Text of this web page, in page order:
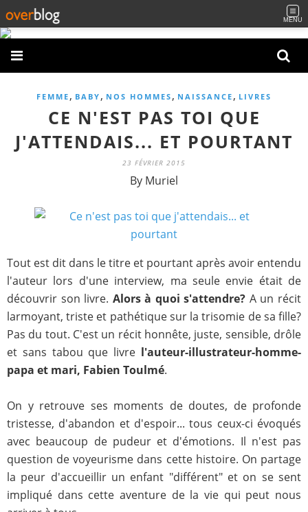
MENU
FEMME , BABY , NOS HOMMES , NAISSANCE , LIVRES
CE N'EST PAS TOI QUE
J'ATTENDAIS... ET POURTANT
23 FÉVRIER 2015
By Muriel
Tout est dit dans le titre et pourtant après avoir entendu
l'auteur lors d'une interview, ma seule envie était de
découvrir son livre. Alors à quoi s'attendre? A un récit
larmoyant, triste et pathétique sur la trisomie de sa fille?
Pas du tout. C'est un récit honnête, juste, sensible, drôle
et sans tabou que livre l'auteur-illustrateur-homme-
papa et mari, Fabien Toulmé.
On y retrouve ses moments de doutes, de profonde
tristesse, d'abandon et d'espoir... tous ceux-ci évoqués
avec beaucoup de pudeur et d'émotions. Il n'est pas
question de voyeurisme dans cette histoire. On partage
la peur d'accueillir un enfant "différent" et on se sent
impliqué dans cette aventure de la vie qui peut nous